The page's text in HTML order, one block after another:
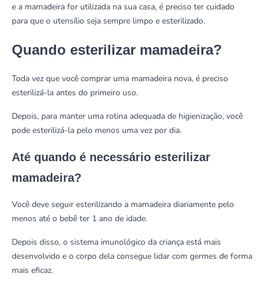
e a mamadeira for utilizada na sua casa, é preciso ter cuidado
para que o utensílio seja sempre limpo e esterilizado.
Quando esterilizar mamadeira?
Toda vez que você comprar uma mamadeira nova, é preciso
esterilizá-la antes do primeiro uso.
Depois, para manter uma rotina adequada de higienização, você
pode esterilizá-la pelo menos uma vez por dia.
Até quando é necessário esterilizar
mamadeira?
Você deve seguir esterilizando a mamadeira diariamente pelo
menos até o bebê ter 1 ano de idade.
Depois disso, o sistema imunológico da criança está mais
desenvolvido e o corpo dela consegue lidar com germes de forma
mais eficaz.